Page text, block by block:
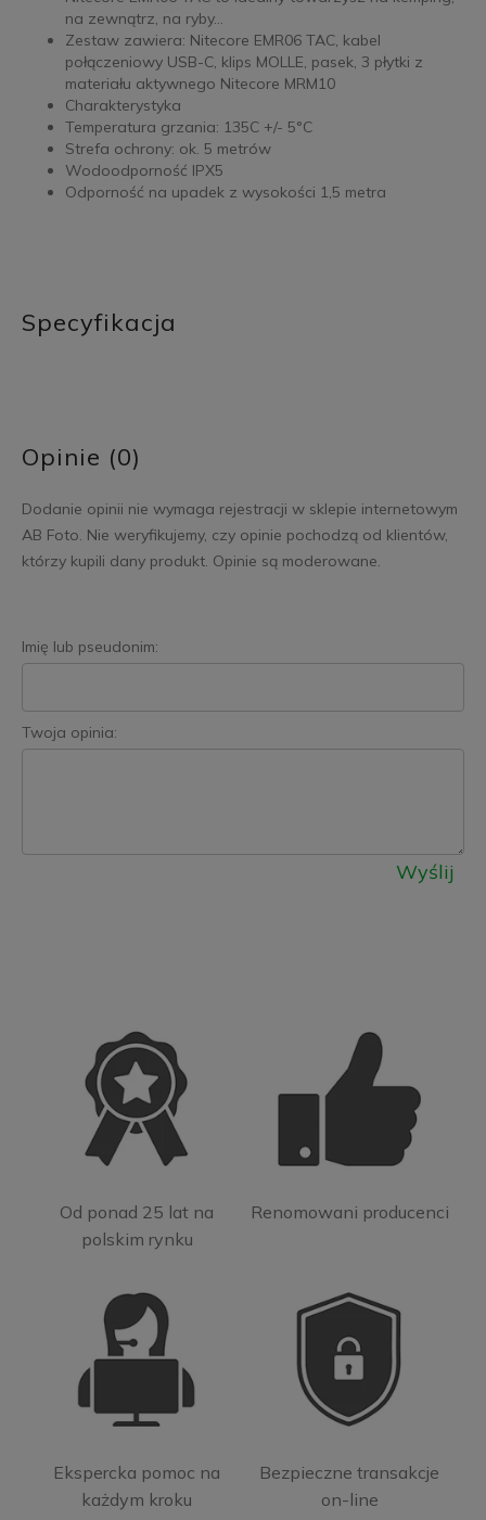
na zewnątrz, na ryby...
Zestaw zawiera: Nitecore EMR06 TAC, kabel
połączeniowy USB-C, klips MOLLE, pasek, 3 płytki z
materiału aktywnego Nitecore MRM10
Charakterystyka
Temperatura grzania: 135C +/- 5°C
Strefa ochrony: ok. 5 metrów
Wodoodporność IPX5
Odporność na upadek z wysokości 1,5 metra
Specyfikacja
Opinie (0)
Dodanie opinii nie wymaga rejestracji w sklepie internetowym
AB Foto. Nie weryfikujemy, czy opinie pochodzą od klientów,
którzy kupili dany produkt. Opinie są moderowane.
Imię lub pseudonim:
Twoja opinia:
Wyślij
Od ponad 25 lat na
polskim rynku
Renomowani producenci
Ekspercka pomoc na
każdym kroku
Bezpieczne transakcje
on-line